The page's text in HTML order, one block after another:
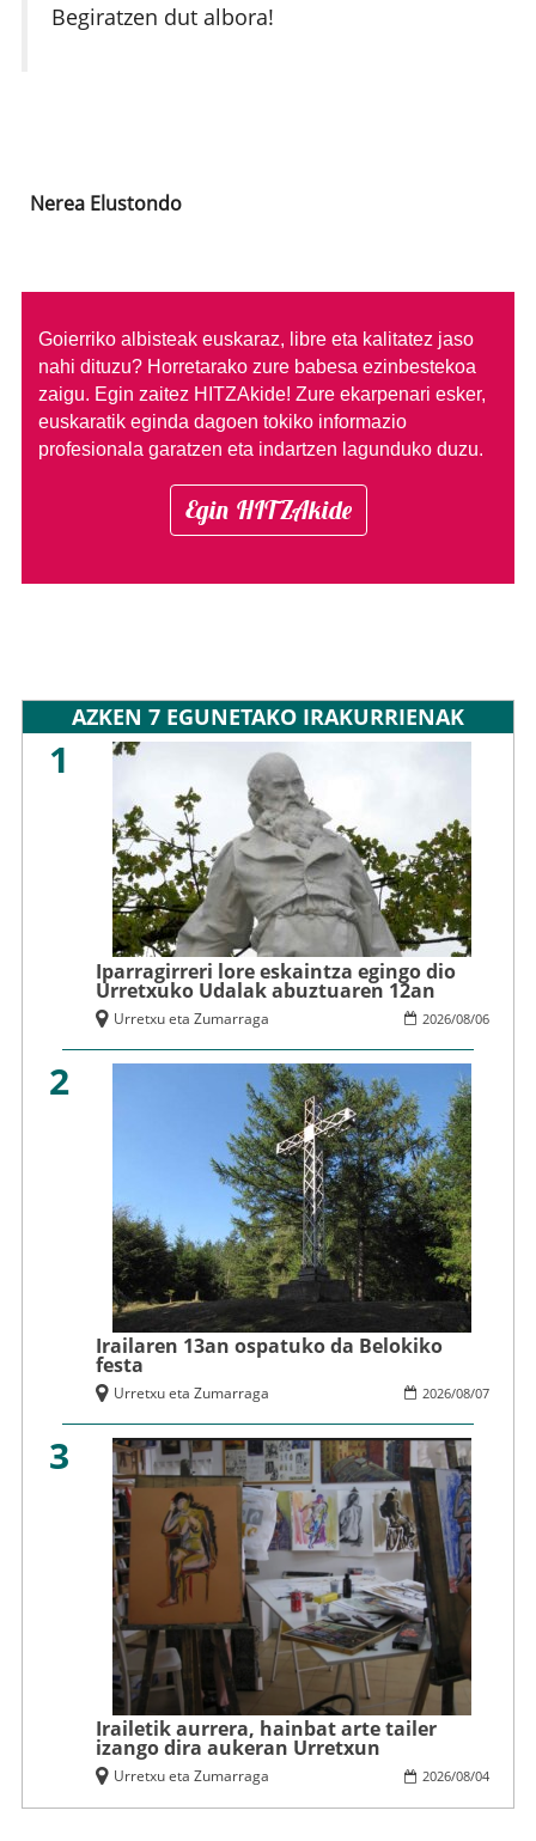
Begiratzen dut albora!
Nerea Elustondo
Goierriko albisteak euskaraz, libre eta kalitatez jaso
nahi dituzu? Horretarako zure babesa ezinbestekoa
zaigu. Egin zaitez HITZAkide! Zure ekarpenari esker,
euskaratik eginda dagoen tokiko informazio
profesionala garatzen eta indartzen lagunduko duzu.
Egin HITZAkide
AZKEN 7 EGUNETAKO IRAKURRIENAK
1
Iparragirreri lore eskaintza egingo dio
Urretxuko Udalak abuztuaren 12an
2026/08/06
Urretxu eta Zumarraga
2
Irailaren 13an ospatuko da Belokiko
festa
2026/08/07
Urretxu eta Zumarraga
3
Irailetik aurrera, hainbat arte tailer
izango dira aukeran Urretxun
2026/08/04
Urretxu eta Zumarraga